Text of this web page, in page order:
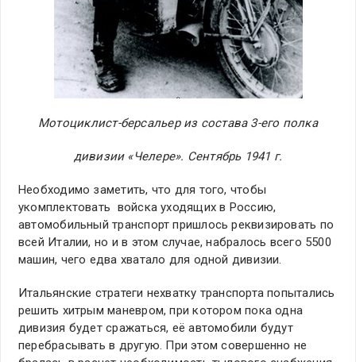
Мотоциклист-берсальер из состава 3-его полка
дивизии «Челере». Сентябрь 1941 г.
Необходимо заметить, что для того, чтобы
укомплектовать войска уходящих в Россию,
автомобильный транспорт пришлось реквизировать по
всей Италии, но и в этом случае, набралось всего 5500
машин, чего едва хватало для одной дивизии.
Итальянские стратеги нехватку транспорта попытались
решить хитрым маневром, при котором пока одна
дивизия будет сражаться, её автомобили будут
перебрасывать в другую. При этом совершенно не